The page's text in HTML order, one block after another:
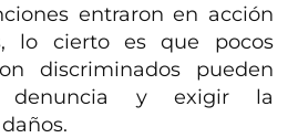
entraron en acción
lo cierto es que pocos
discriminados pueden
denuncia y exigir la